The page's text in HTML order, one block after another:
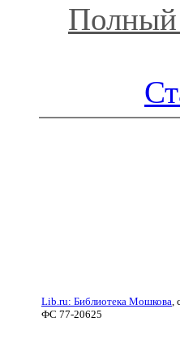
Полный
Lib.ru: Библиотека Мошкова,
ФС 77-20625